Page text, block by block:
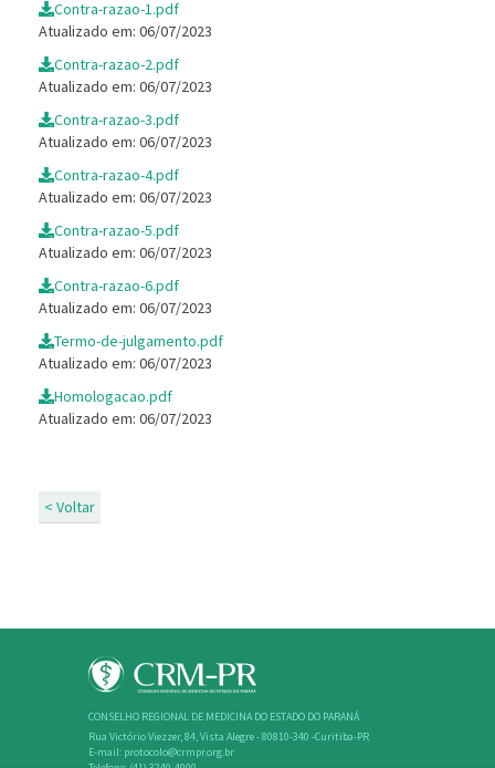
Contra-razao-1.pdf
Atualizado em: 06/07/2023
Contra-razao-2.pdf
Atualizado em: 06/07/2023
Contra-razao-3.pdf
Atualizado em: 06/07/2023
Contra-razao-4.pdf
Atualizado em: 06/07/2023
Contra-razao-5.pdf
Atualizado em: 06/07/2023
Contra-razao-6.pdf
Atualizado em: 06/07/2023
Termo-de-julgamento.pdf
Atualizado em: 06/07/2023
Homologacao.pdf
Atualizado em: 06/07/2023
< Voltar
CONSELHO REGIONAL DE MEDICINA DO ESTADO DO PARANÁ
Rua Victório Viezzer, 84, Vista Alegre - 80810-340 -Curitiba-PR
E-mail: protocolo@crmpr.org.br